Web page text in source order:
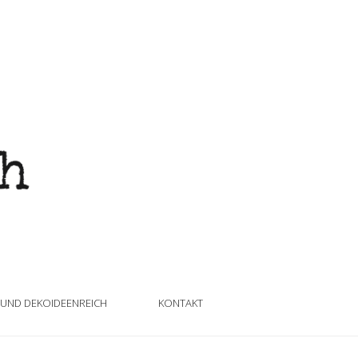
DEKOIDEENREICH KONTAKT